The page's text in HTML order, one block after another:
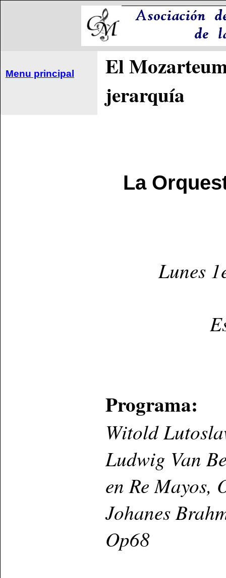
Menu principal
El
jerarquía
La
Lunes
Programa:
Witold
Ludwig Van
en Re Mayos,
Johanes
Op68